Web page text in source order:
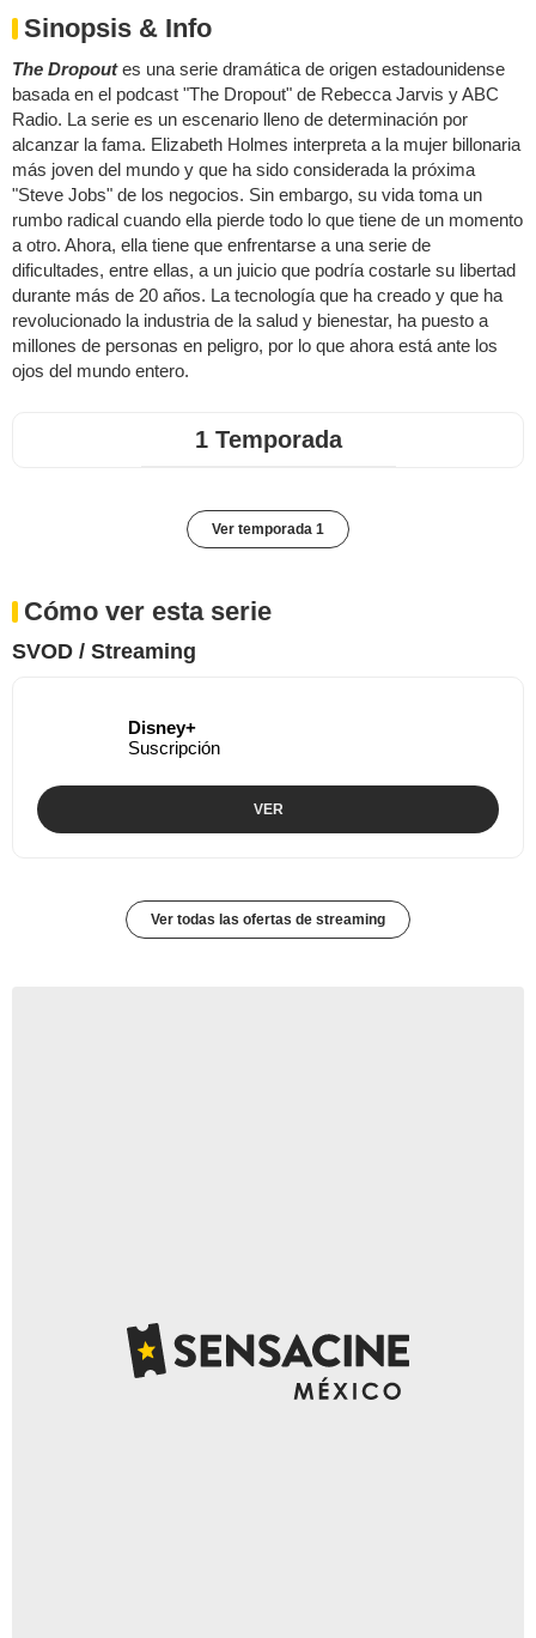
Sinopsis & Info
The Dropoutes una serie dramática de origen estadounidense
basada en el podcast "The Dropout" de Rebecca Jarvis y ABC
Radio. La serie es un escenario lleno de determinación por
alcanzar la fama. Elizabeth Holmes interpreta a la mujer billonaria
más joven del mundo y que ha sido considerada la próxima
"Steve Jobs" de los negocios. Sin embargo, su vida toma un
rumbo radical cuando ella pierde todo lo que tiene de un momento
a otro. Ahora, ella tiene que enfrentarse a una serie de
dificultades, entre ellas, a un juicio que podría costarle su libertad
durante más de 20 años. La tecnología que ha creado y que ha
revolucionado la industria de la salud y bienestar, ha puesto a
millones de personas en peligro, por lo que ahora está ante los
ojos del mundo entero.
1 Temporada
Ver temporada 1
Cómo ver esta serie
SVOD / Streaming
Disney+
Suscripción
VER
Ver todas las ofertas de streaming